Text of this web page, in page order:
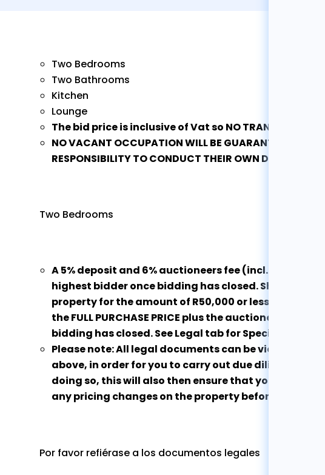
Two Bedrooms
Two Bathrooms
Kitchen
Lounge
The bid price is inclusive of Vat so NO TRANSFER
NO VACANT OCCUPATION WILL BE GUARANTEED AND IT
RESPONSIBILITY TO CONDUCT THEIR OWN DUE
Two Bedrooms
A 5% deposit and 6% auctioneers fee (incl. VAT on
highest bidder once bidding has closed. Should you
property for the amount of R50,000 or less, you will
the FULL PURCHASE PRICE plus the auctioneers fee of
bidding has closed. See Legal tab for Special
Please note: All legal documents can be viewed by
above, in order for you to carry out due diligence in
doing so, this will also then ensure that you are
any pricing changes on the property before the
Por favor refiérase a los documentos legales